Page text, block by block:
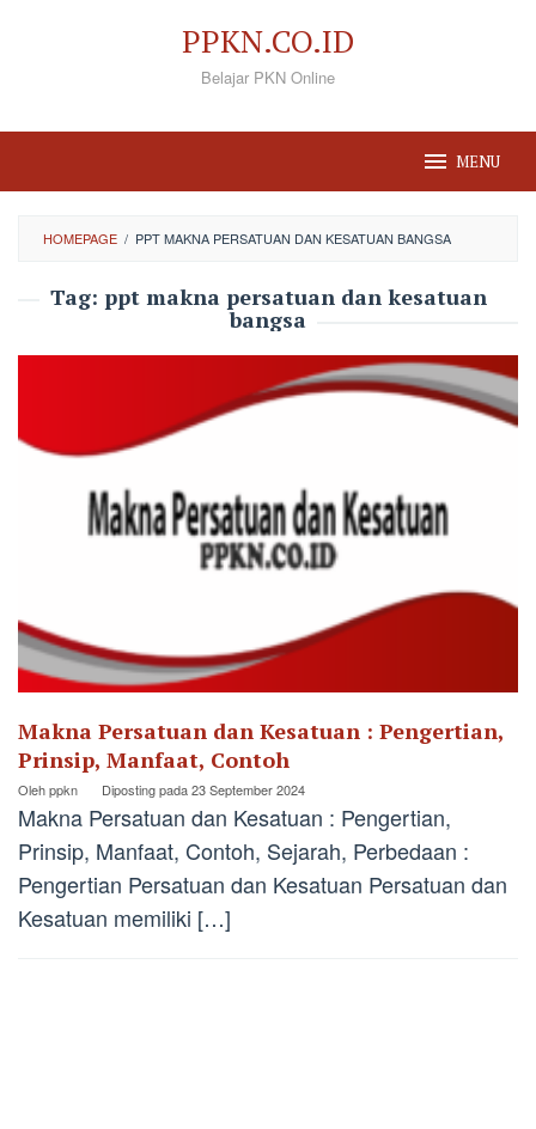
PPKN.CO.ID
Belajar PKN Online
MENU
HOMEPAGE / PPT MAKNA PERSATUAN DAN KESATUAN BANGSA
Tag: ppt makna persatuan dan kesatuan
bangsa
Makna Persatuan dan Kesatuan : Pengertian,
Prinsip, Manfaat, Contoh
Olehppkn Diposting pada23 September 2024
Makna Persatuan dan Kesatuan : Pengertian,
Prinsip, Manfaat, Contoh, Sejarah, Perbedaan :
Pengertian Persatuan dan Kesatuan Persatuan dan
Kesatuan memiliki […]